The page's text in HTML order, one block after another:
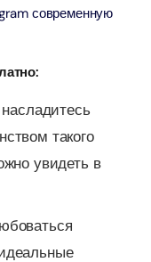
современную
такого
увидеть в